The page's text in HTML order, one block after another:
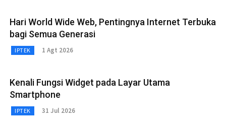
Hari World Wide Web, Pentingnya Internet Terbuka
bagi Semua Generasi
IPTEK 1 Agt 2026
Kenali Fungsi Widget pada Layar Utama
Smartphone
IPTEK 31 Jul 2026